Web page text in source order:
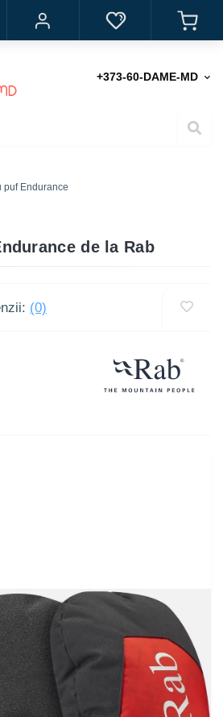
+373-60-DAME-MD
puf Endurance
de la Rab
(0)